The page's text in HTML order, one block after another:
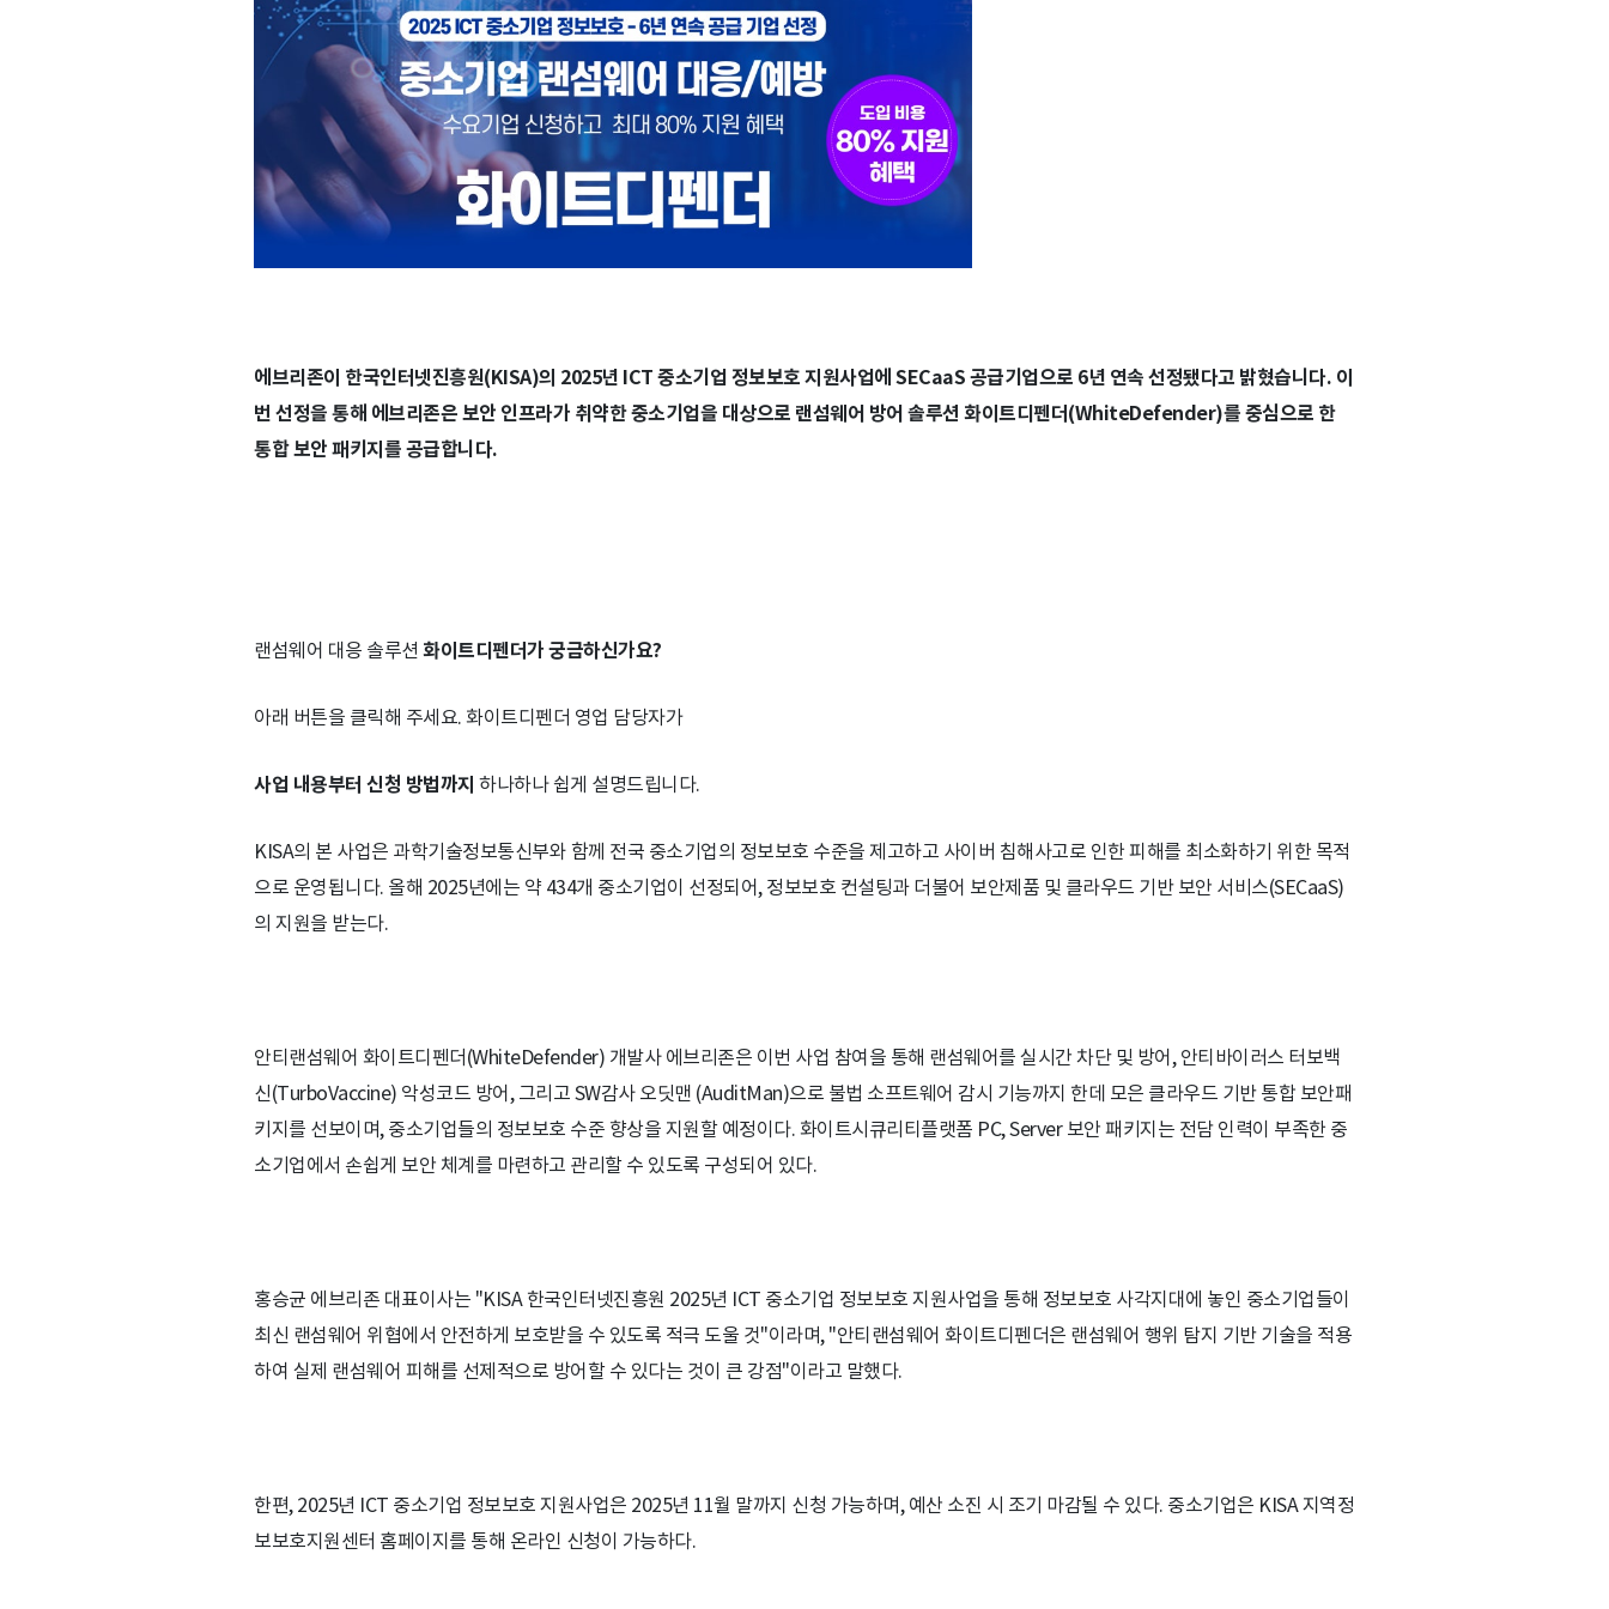
에브리존이 한국인터넷진흥원(KISA)의 2025년 ICT 중소기업 정보보호 지원사업에 SECaaS 공급기업으로 6년 연속 선정됐다고 밝혔습니다. 이
번 선정을 통해 에브리존은 보안 인프라가 취약한 중소기업을 대상으로 랜섬웨어 방어 솔루션 화이트디펜더(WhiteDefender)를 중심으로 한
통합 보안 패키지를 공급합니다.
랜섬웨어 대응 솔루션 화이트디펜더가 궁금하신가요?
아래 버튼을 클릭해 주세요. 화이트디펜더 영업 담당자가
사업 내용부터 신청 방법까지 하나하나 쉽게 설명드립니다.
KISA의 본 사업은 과학기술정보통신부와 함께 전국 중소기업의 정보보호 수준을 제고하고 사이버 침해사고로 인한 피해를 최소화하기 위한 목적
으로 운영됩니다. 올해 2025년에는 약 434개 중소기업이 선정되어, 정보보호 컨설팅과 더불어 보안제품 및 클라우드 기반 보안 서비스(SECaaS)
의 지원을 받는다.
안티랜섬웨어 화이트디펜더(WhiteDefender) 개발사 에브리존은 이번 사업 참여을 통해 랜섬웨어를 실시간 차단 및 방어, 안티바이러스 터보백
신(TurboVaccine) 악성코드 방어, 그리고 SW감사 오딧맨 (AuditMan)으로 불법 소프트웨어 감시 기능까지 한데 모은 클라우드 기반 통합 보안패
키지를 선보이며, 중소기업들의 정보보호 수준 향상을 지원할 예정이다. 화이트시큐리티플랫폼 PC, Server 보안 패키지는 전담 인력이 부족한 중
소기업에서 손쉽게 보안 체계를 마련하고 관리할 수 있도록 구성되어 있다.
홍승균 에브리존 대표이사는 "KISA 한국인터넷진흥원 2025년 ICT 중소기업 정보보호 지원사업을 통해 정보보호 사각지대에 놓인 중소기업들이
최신 랜섬웨어 위협에서 안전하게 보호받을 수 있도록 적극 도울 것"이라며, "안티랜섬웨어 화이트디펜더은 랜섬웨어 행위 탐지 기반 기술을 적용
하여 실제 랜섬웨어 피해를 선제적으로 방어할 수 있다는 것이 큰 강점"이라고 말했다.
한편, 2025년 ICT 중소기업 정보보호 지원사업은 2025년 11월 말까지 신청 가능하며, 예산 소진 시 조기 마감될 수 있다. 중소기업은 KISA 지역정
보보호지원센터 홈페이지를 통해 온라인 신청이 가능하다.